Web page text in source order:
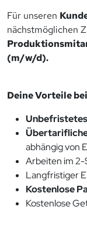
Für unseren
nächstmöglichen
(m/w/d).
Deine Vorteile
Unbefristetes
abhängig von
Arbeiten im
Langfristiger
Kostenlose
Kostenlose